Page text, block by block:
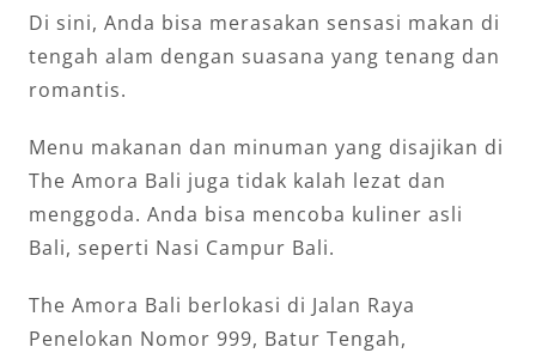
Di sini, Anda bisa merasakan sensasi makan di
tengah alam dengan suasana yang tenang dan
romantis.
Menu makanan dan minuman yang disajikan di
The Amora Bali juga tidak kalah lezat dan
menggoda. Anda bisa mencoba kuliner asli
Bali, seperti Nasi Campur Bali.
The Amora Bali berlokasi di Jalan Raya
Penelokan Nomor 999, Batur Tengah,